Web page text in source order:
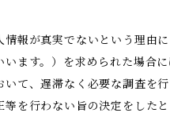
報が真実でないという理由
ます。）を求められた場合
て、遅滞なく必要な調査を
を行わない旨の決定をした